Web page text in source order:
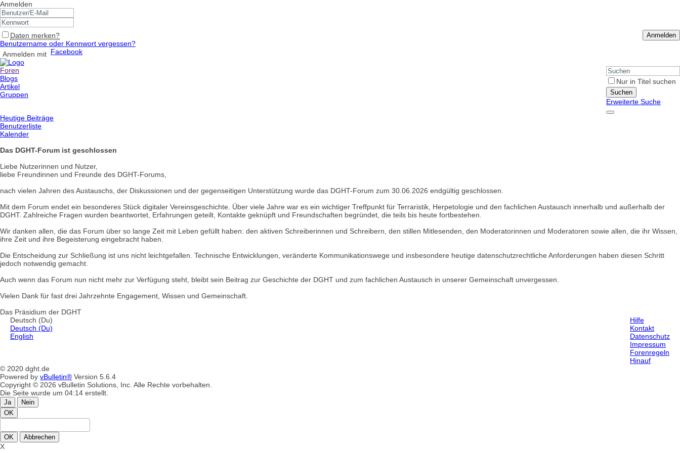
Anmelden
Daten merken? Anmelden
Benutzername oder Kennwort vergessen?
Anmelden mit Facebook
Nur in Titel suchen
Suchen
Erweiterte Suche
Foren
Blogs
Artikel
Gruppen
Heutige Beiträge
Benutzerliste
Kalender
Das DGHT-Forum ist geschlossen
Liebe Nutzerinnen und Nutzer,
liebe Freundinnen und Freunde des DGHT-Forums,
nach vielen Jahren des Austauschs, der Diskussionen und der gegenseitigen Unterstützung wurde das DGHT-Forum zum 30.06.2026 endgültig geschlossen.
Mit dem Forum endet ein besonderes Stück digitaler Vereinsgeschichte. Über viele Jahre war es ein wichtiger Treffpunkt für Terraristik, Herpetologie und den fachlichen Austausch innerhalb und außerhalb der
DGHT. Zahlreiche Fragen wurden beantwortet, Erfahrungen geteilt, Kontakte geknüpft und Freundschaften begründet, die teils bis heute fortbestehen.
Wir danken allen, die das Forum über so lange Zeit mit Leben gefüllt haben: den aktiven Schreiberinnen und Schreibern, den stillen Mitlesenden, den Moderatorinnen und Moderatoren sowie allen, die ihr Wissen,
ihre Zeit und ihre Begeisterung eingebracht haben.
Die Entscheidung zur Schließung ist uns nicht leichtgefallen. Technische Entwicklungen, veränderte Kommunikationswege und insbesondere heutige datenschutzrechtliche Anforderungen haben diesen Schritt
jedoch notwendig gemacht.
Auch wenn das Forum nun nicht mehr zur Verfügung steht, bleibt sein Beitrag zur Geschichte der DGHT und zum fachlichen Austausch in unserer Gemeinschaft unvergessen.
Vielen Dank für fast drei Jahrzehnte Engagement, Wissen und Gemeinschaft.
Das Präsidium der DGHT
Deutsch (Du)
Deutsch (Du)
English
Hilfe
Kontakt
Datenschutz
Impressum
Forenregeln
Hinauf
© 2020 dght.de
Powered by vBulletin® Version 5.6.4
Copyright © 2026 vBulletin Solutions, Inc. Alle Rechte vorbehalten.
Die Seite wurde um 04:14 erstellt.
Ja
Nein
OK
OK Abbrechen
X